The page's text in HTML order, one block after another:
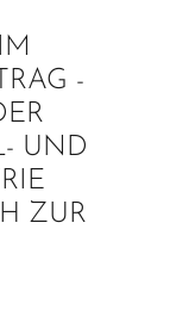
-
UND
ZUR